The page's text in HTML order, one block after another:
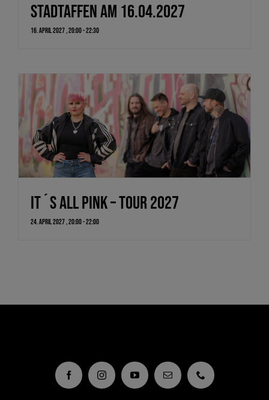
Stadtaffen am 16.04.2027
16. April 2027 , 20:00-22:30
It´s All Pink – Tour 2027
24. April 2027 , 20:00-22:00